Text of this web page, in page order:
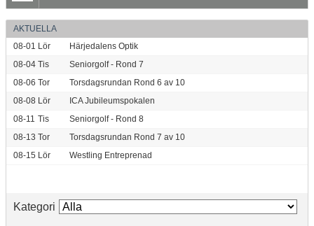
AKTUELLA
08-01 Lör
Härjedalens Optik
08-04 Tis
Seniorgolf - Rond 7
08-06 Tor
Torsdagsrundan Rond 6 av 10
08-08 Lör
ICA Jubileumspokalen
08-11 Tis
Seniorgolf - Rond 8
08-13 Tor
Torsdagsrundan Rond 7 av 10
08-15 Lör Westling Entreprenad
Kategori